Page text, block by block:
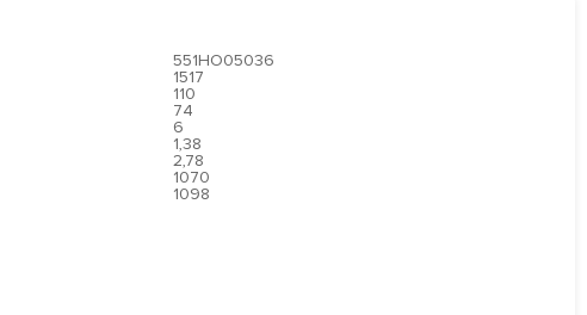
551HO05036
1517
110
74
6
1,38
2,78
1070
1098